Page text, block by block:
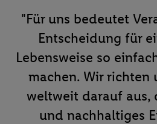
"Für uns bedeutet
Entscheidung für
Lebensweise so
machen. Wir richten
weltweit darauf aus,
und nachhaltiges